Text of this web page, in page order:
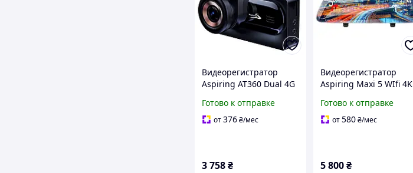
Видеорегистратор
Aspiring AT360 Dual 4G
Dual 4G Wifi GPS) z
Готово к отправке
от376₴/мес
3 758₴
Видеорегистратор
Aspiring Maxi 5 WIfi 4K
Maxi 5 WIfi 4K
Speedcam) x
Готово к отправке
от580₴/мес
5 800₴